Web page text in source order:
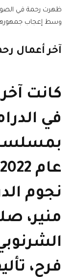
ظهرت رحمة في الصور
وسط إعجاب جمهورها
آخر أعمال
كانت
في
بمسلسل
نجوم
منير،
فرح،